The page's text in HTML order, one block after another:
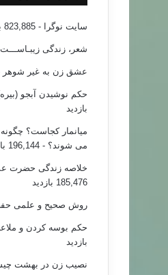
سایت نوگرا - 823,885 بازدید
شعر، زندگی
عشق زن به غیر شوهر
حکم نوشیدن آبجو
بازدید
میانمار کجاست؟
می شوند؟ - 196,144 بازدید
خلاصه زندگی حضرت
185,476 بازدید
روش صحیح و علمی
حکم بوسه کردن و
بازدید
نصیب زن در بهشت